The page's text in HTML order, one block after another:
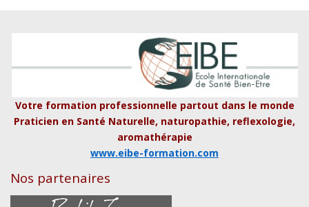
Votre formation professionnelle partout dans le monde
Praticien en Santé Naturelle, naturopathie, reflexologie,
aromathérapie
www.eibe-formation.com
Nos partenaires